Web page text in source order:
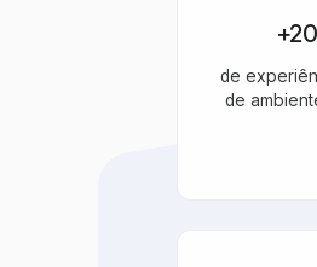
de
de